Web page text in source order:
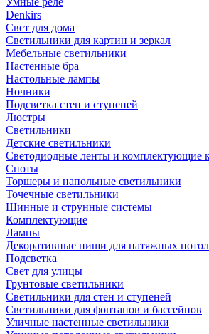
Denkirs
Свет для дома
Светильники для картин и зеркал
Мебельные светильники
Настенные бра
Настольные лампы
Ночники
Подсветка стен и ступеней
Люстры
Светильники
Детские светильники
Светодиодные ленты и комплектующие
Споты
Торшеры и напольные светильники
Точечные светильники
Шинные и струнные системы
Комплектующие
Лампы
Декоративные ниши для натяжных
Подсветка
Свет для улицы
Грунтовые светильники
Светильники для стен и ступеней
Светильники для фонтанов и бассейнов
Уличные настенные светильники